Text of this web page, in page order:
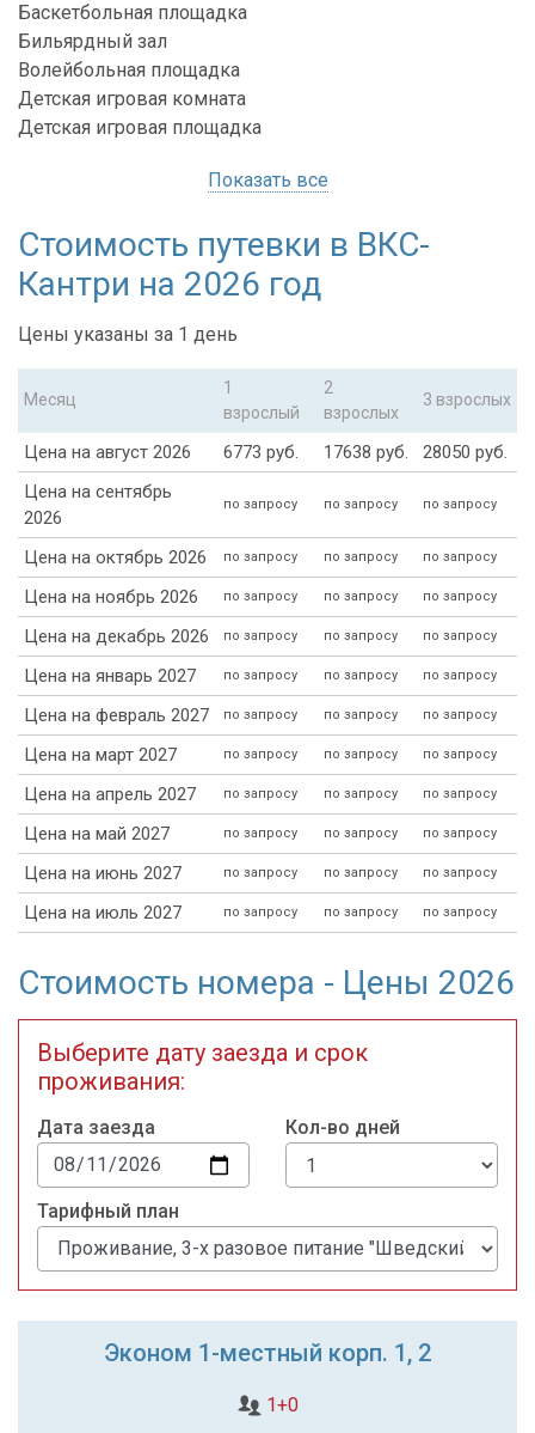
Баскетбольная площадка
Бильярдный зал
Волейбольная площадка
Детская игровая комната
Детская игровая площадка
Показать все
Стоимость путевки в ВКС-
Кантри на 2026 год
Цены указаны за 1 день
Месяц
1
взрослый
2
взрослых
3 взрослых
Цена на август 2026 6773 руб. 17638 руб.
28050 руб.
Цена на сентябрь
2026
по запросу по запросу по запросу
Цена на октябрь 2026 по запросу по запросу по запросу
Цена на ноябрь 2026 по запросу по запросу по запросу
Цена на декабрь 2026 по запросу по запросу по запросу
Цена на январь 2027 по запросу по запросу по запросу
Цена на февраль 2027 по запросу по запросу по запросу
Цена на март 2027 по запросу по запросу по запросу
Цена на апрель 2027 по запросу по запросу по запросу
Цена на май 2027 по запросу по запросу по запросу
Цена на июнь 2027 по запросу по запросу по запросу
Цена на июль 2027 по запросу по запросу по запросу
Стоимость номера - Цены 2026
Выберите дату заезда и срок
проживания:
Дата заезда Кол-во дней
Тарифный план
Эконом 1-местный корп. 1, 2
1+0